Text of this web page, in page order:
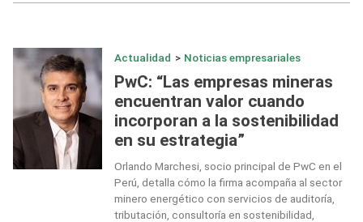
Actualidad > Noticias empresariales
PwC: “Las empresas mineras
encuentran valor cuando
incorporan a la sostenibilidad
en su estrategia”
Orlando Marchesi, socio principal de PwC en el
Perú, detalla cómo la firma acompaña al sector
minero energético con servicios de auditoría,
tributación, consultoría en sostenibilidad,